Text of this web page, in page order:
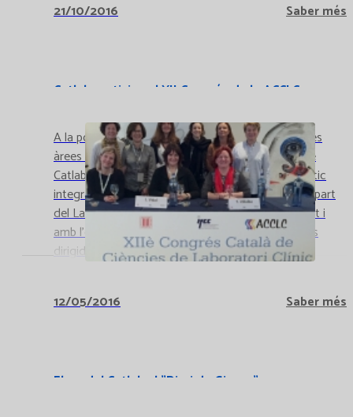
21/10/2016 Saber més
Catlab participa al XII Congrés de la ACCLC
A la ponència hi participaren les responsables de les
àrees d'Hematologia, Citometria i Citogenètica de
Catlab i es va destacar la importància del diagnòstic
integrat i multidisciplinar d'aquestes malaties, per part
del Laboratori, per garantir la seguretat del pacient i
amb l'objectiu d'aconseguir teràpies cada cop més
dirigides.
12/05/2016 Saber més
El model Catlab al "Diari de Girona"